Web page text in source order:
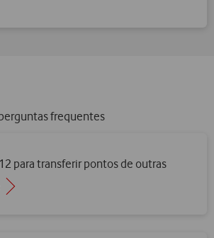
frequentes
para transferir pontos de outras